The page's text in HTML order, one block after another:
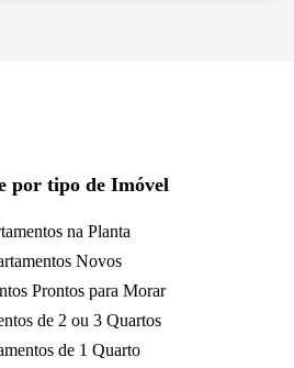
por tipo de Imóvel
na Planta
Novos
Prontos para Morar
de 2 ou 3 Quartos
de 1 Quarto